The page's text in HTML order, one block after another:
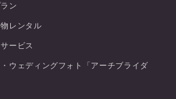
ン
レンタル
ービス
ウェディングフォト「アーチブライダ